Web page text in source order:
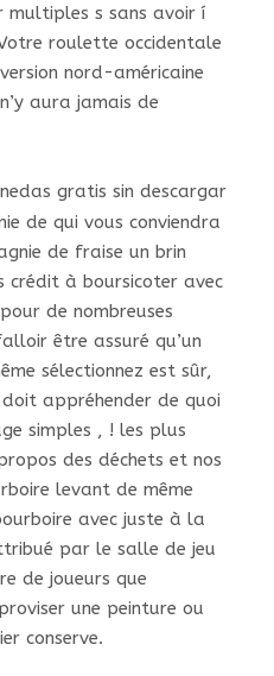
multiples s sans avoir í
roulette occidentale
nord-américaine
aura jamais de
de qui vous conviendra
de fraise un brin
crédit à boursicoter avec
de nombreuses
être assuré qu’un
sélectionnez est sûr,
appréhender de quoi
simples , ! les plus
des déchets et nos
levant de même
avec juste à la
par le salle de jeu
de joueurs que
une peinture ou
conserve.